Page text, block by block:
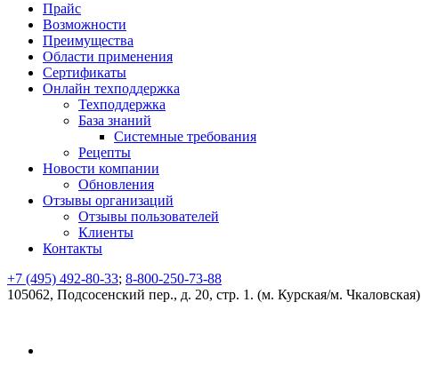
Прайс
Возможности
Преимущества
Области применения
Сертификаты
Онлайн техподдержка
Техподдержка
База знаний
Системные требования
Рецепты
Новости компании
Обновления
Отзывы организаций
Отзывы пользователей
Клиенты
Контакты
+7 (495) 492-80-33; 8-800-250-73-88
105062, Подсосенский пер., д. 20, стр. 1. (м. Курская/м. Чкаловская)